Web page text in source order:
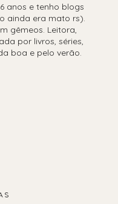
anos e tenho blogs
ainda era mato rs).
gêmeos. Leitora,
por livros, séries,
boa e pelo verão.